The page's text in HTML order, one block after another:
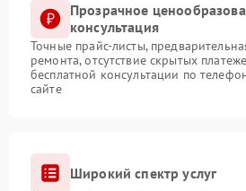
Прозрачное
консультация
Точные прайс-листы,
ремонта, отсутствие скрытых
бесплатной консультации по
сайте
Широкий спектр услуг